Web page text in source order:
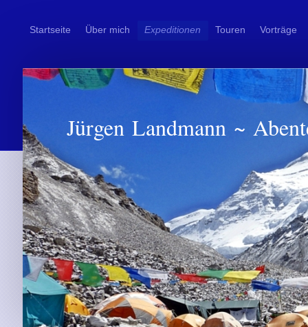
Startseite Über mich Expeditionen Touren Vorträge
Jürgen Landmann ~